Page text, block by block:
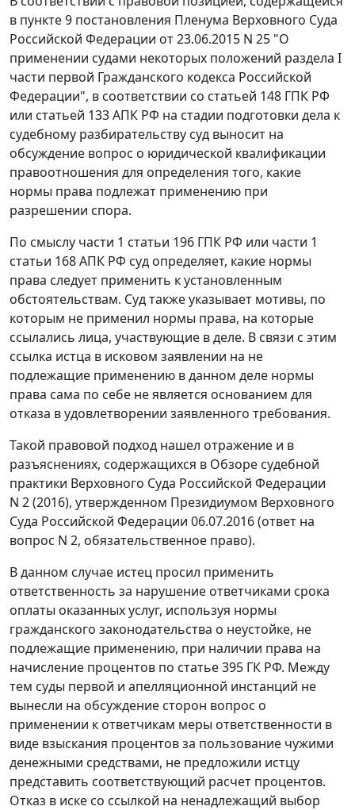
в пункте 9 постановления Пленума Верховного Суда
Российской Федерации от 23.06.2015 N 25 "О
применении судами некоторых положений раздела I
части первой Гражданского кодекса Российской
Федерации", в соответствии со статьей 148 ГПК РФ
или статьей 133 АПК РФ на стадии подготовки дела к
судебному разбирательству суд выносит на
обсуждение вопрос о юридической квалификации
правоотношения для определения того, какие
нормы права подлежат применению при
разрешении спора.
По смыслу части 1 статьи 196 ГПК РФ или части 1
статьи 168 АПК РФ суд определяет, какие нормы
права следует применить к установленным
обстоятельствам. Суд также указывает мотивы, по
которым не применил нормы права, на которые
ссылались лица, участвующие в деле. В связи с этим
ссылка истца в исковом заявлении на не
подлежащие применению в данном деле нормы
права сама по себе не является основанием для
отказа в удовлетворении заявленного требования.
Такой правовой подход нашел отражение и в
разъяснениях, содержащихся в Обзоре судебной
практики Верховного Суда Российской Федерации
N 2 (2016), утвержденном Президиумом Верховного
Суда Российской Федерации 06.07.2016 (ответ на
вопрос N 2, обязательственное право).
В данном случае истец просил применить
ответственность за нарушение ответчиками срока
оплаты оказанных услуг, используя нормы
гражданского законодательства о неустойке, не
подлежащие применению, при наличии права на
начисление процентов по статье 395 ГК РФ. Между
тем суды первой и апелляционной инстанций не
вынесли на обсуждение сторон вопрос о
применении к ответчикам меры ответственности в
виде взыскания процентов за пользование чужими
денежными средствами, не предложили истцу
представить соответствующий расчет процентов.
Отказ в иске со ссылкой на ненадлежащий выбор